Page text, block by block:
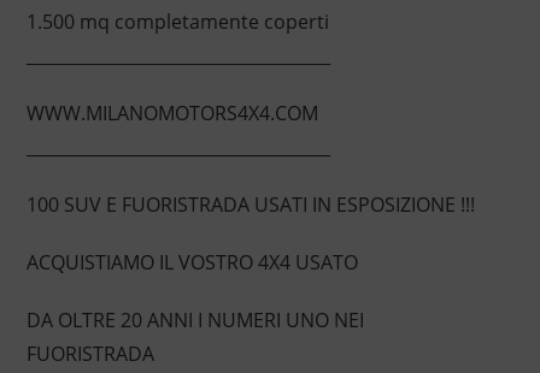
1.500 mq completamente coperti
WWW.MILANOMOTORS4X4.COM
100 SUV E FUORISTRADA USATI IN ESPOSIZIONE !!!
ACQUISTIAMO IL VOSTRO 4X4 USATO
DA OLTRE 20 ANNI I NUMERI UNO NEI
FUORISTRADA